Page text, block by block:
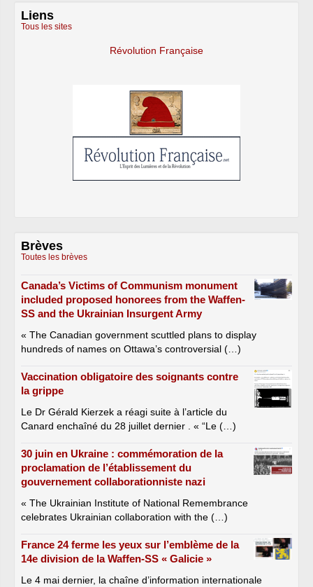
Liens
Tous les sites
Révolution Française
Brèves
Toutes les brèves
Canada’s Victims of Communism monument
included proposed honorees from the Waffen-
SS and the Ukrainian Insurgent Army
« The Canadian government scuttled plans to display
hundreds of names on Ottawa’s controversial (…)
Vaccination obligatoire des soignants contre
la grippe
Le Dr Gérald Kierzek a réagi suite à l’article du
Canard enchaîné du 28 juillet dernier . « “Le (…)
30 juin en Ukraine : commémoration de la
proclamation de l’établissement du
gouvernement collaborationniste nazi
« The Ukrainian Institute of National Remembrance
celebrates Ukrainian collaboration with the (…)
France 24 ferme les yeux sur l’emblème de la
14e division de la Waffen-SS « Galicie »
Le 4 mai dernier, la chaîne d’information internationale